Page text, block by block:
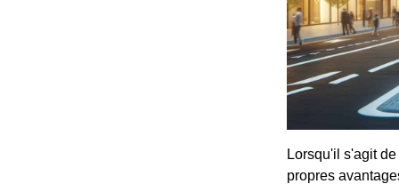
Lorsqu'il s'agit
propres